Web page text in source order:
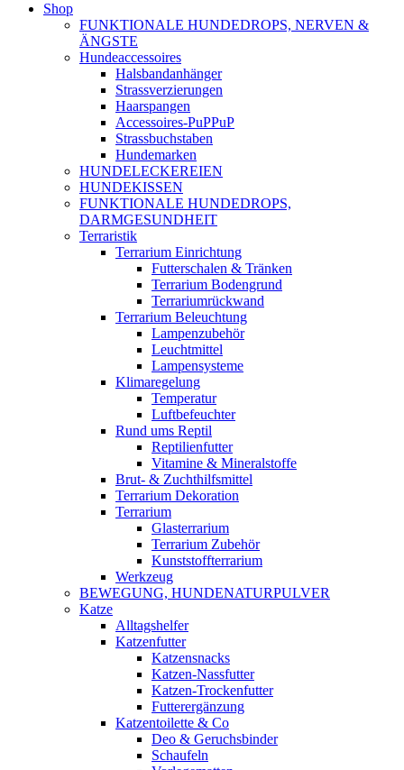
Shop
FUNKTIONALE HUNDEDROPS, NERVEN &
ÄNGSTE
Hundeaccessoires
Halsbandanhänger
Strassverzierungen
Haarspangen
Accessoires-PuPPuP
Strassbuchstaben
Hundemarken
HUNDELECKEREIEN
HUNDEKISSEN
FUNKTIONALE HUNDEDROPS,
DARMGESUNDHEIT
Terraristik
Terrarium Einrichtung
Futterschalen & Tränken
Terrarium Bodengrund
Terrariumrückwand
Terrarium Beleuchtung
Lampenzubehör
Leuchtmittel
Lampensysteme
Klimaregelung
Temperatur
Luftbefeuchter
Rund ums Reptil
Reptilienfutter
Vitamine & Mineralstoffe
Brut- & Zuchthilfsmittel
Terrarium Dekoration
Terrarium
Glasterrarium
Terrarium Zubehör
Kunststoffterrarium
Werkzeug
BEWEGUNG, HUNDENATURPULVER
Katze
Alltagshelfer
Katzenfutter
Katzensnacks
Katzen-Nassfutter
Katzen-Trockenfutter
Futterergänzung
Katzentoilette & Co
Deo & Geruchsbinder
Schaufeln